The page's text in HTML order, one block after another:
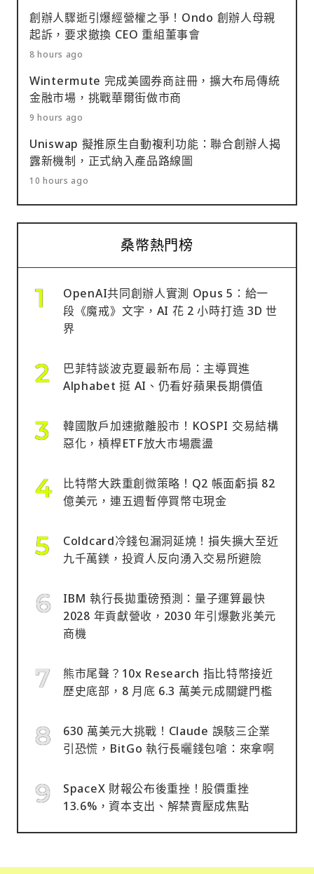
創辦人驟逝引爆經營權之爭！Ondo 創辦人母親
起訴，要求撤換 CEO 重組董事會
8 hours ago
Wintermute 完成美國券商註冊，擴大布局傳統
金融市場，挑戰華爾街做市商
9 hours ago
Uniswap 擬推原生自動複利功能：聯合創辦人揭
露新機制，正式納入產品路線圖
10 hours ago
桑幣熱門榜
OpenAI共同創辦人實測 Opus 5：給一
段《魔戒》文字，AI 花 2 小時打造 3D 世
界
巴菲特談波克夏最新布局：主導買進
Alphabet 挺 AI、仍看好蘋果長期價值
韓國散戶加速撤離股市！KOSPI 交易結構
惡化，槓桿ETF放大市場震盪
比特幣大跌重創微策略！Q2 帳面虧損 82
億美元，連五週暫停買幣屯現金
Coldcard冷錢包漏洞延燒！損失擴大至近
九千萬鎂，投資人反向湧入交易所避險
IBM 執行長拋重磅預測：量子運算最快
2028 年貢獻營收，2030 年引爆數兆美元
商機
熊市尾聲？10x Research 指比特幣接近
歷史底部，8 月底 6.3 萬美元成關鍵門檻
630 萬美元大挑戰！Claude 誤駭三企業
引恐慌，BitGo 執行長曬錢包嗆：來拿啊
SpaceX 財報公布後重挫！股價重挫
13.6%，資本支出、解禁賣壓成焦點